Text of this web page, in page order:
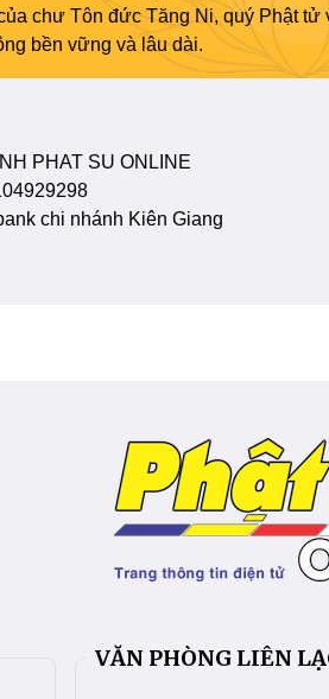
chư Tôn đức Tăng Ni, quý Phật
bền vững và lâu dài.
PHAT SU ONLINE
chi nhánh Kiên Giang
VĂN PHÒNG LIÊN